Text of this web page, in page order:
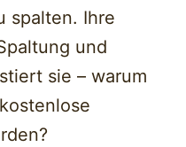
spalten. Ihre
und
sie – warum